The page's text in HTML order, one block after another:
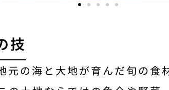
技
元の海と大地が育んだ旬の食